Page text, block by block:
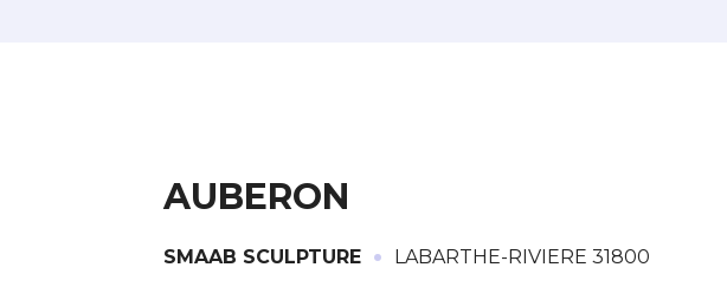
À
AUBERON
SMAAB SCULPTURE · LABARTHE-RIVIERE 31800